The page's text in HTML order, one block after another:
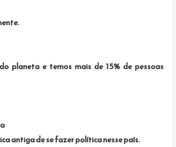
planeta e temos mais de 15% de pessoas
antiga de se fazer política nesse país.